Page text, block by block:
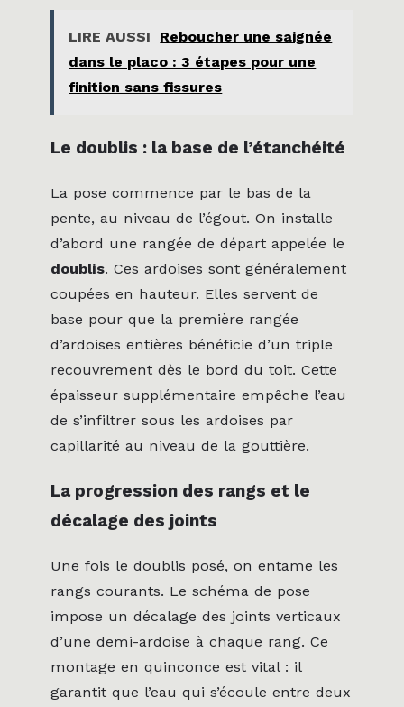
LIRE AUSSI
Reboucher une saignée
dans le placo : 3 étapes pour une
finition sans fissures
Le doublis : la base de l’étanchéité
La pose commence par le bas de la
pente, au niveau de l’égout. On installe
d’abord une rangée de départ appelée le
doublis. Ces ardoises sont généralement
coupées en hauteur. Elles servent de
base pour que la première rangée
d’ardoises entières bénéficie d’un triple
recouvrement dès le bord du toit. Cette
épaisseur supplémentaire empêche l’eau
de s’infiltrer sous les ardoises par
capillarité au niveau de la gouttière.
La progression des rangs et le
décalage des joints
Une fois le doublis posé, on entame les
rangs courants. Le schéma de pose
impose un décalage des joints verticaux
d’une demi-ardoise à chaque rang. Ce
montage en quinconce est vital : il
garantit que l’eau qui s’écoule entre deux